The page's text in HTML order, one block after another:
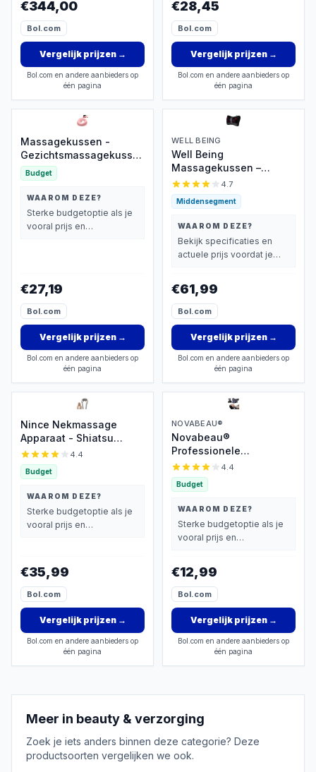
schouders
€344,00
Bol.com
Vergelijk prijzen→
Bol.com en andere aanbieders op
één pagina
€28,45
Bol.com
Vergelijk prijzen→
Bol.com en andere aanbieders op
één pagina
Massagekussen -
Gezichtsmassagekussen
- Comfortabel
nekkussen - Draagbaar
reiskussen - Hoofdsteun
- Gezichtskussen,
geschikt voor
schoonheidsverzorging,
Budget
WAAROM DEZE?
Sterke budgetoptie als je
vooral prijs en
€27,19
Bol.com
Vergelijk prijzen→
Bol.com en andere aanbieders op
één pagina
WELL BEING
Well Being
Massagekussen –
Massage kussen shiatsu
– 4 Draaiende
Drukpunten – Warmte
Functie - Elastische
Elektrisch Nek en Rug
Massage Apparaat –
Thuis gebruik - Zwart
4.7
Middensegment
WAAROM DEZE?
Bekijk specificaties en
actuele prijs voordat je
€61,99
Bol.com
Vergelijk prijzen→
Bol.com en andere aanbieders op
één pagina
Nince Nekmassage
Apparaat - Shiatsu
Massagekussen -
Massagekussen -
Elektrisch Nekmassage
Apparaat - Nek en
4.4
Budget
WAAROM DEZE?
Sterke budgetoptie als je
vooral prijs en
€35,99
Bol.com
Vergelijk prijzen→
Bol.com en andere aanbieders op
één pagina
NOVABEAU®
Novabeau®
Professionele
Nekkussen –
Rugstretcher -
Nekstretcher voor
Nekmassage –
Nektractie - Massage
Kussen tegen Nekpijn –
Slaapmasker
4.4
Budget
WAAROM DEZE?
Sterke budgetoptie als je
vooral prijs en
€12,99
Bol.com
Vergelijk prijzen→
Bol.com en andere aanbieders op
één pagina
Meer in beauty & verzorging
Zoek je iets anders binnen deze categorie? Deze
productsoorten vergelijken we ook.